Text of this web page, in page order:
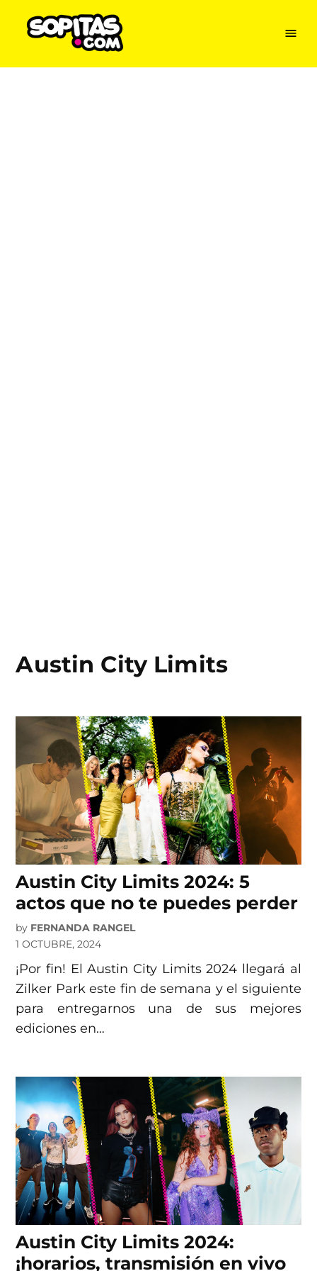
Skip
Menu
Austin City Limits
Austin City Limits 2024: 5
actos que no te puedes perder
by FERNANDA RANGEL
1 OCTUBRE, 2024
¡Por fin! El Austin City Limits 2024 llegará al
Zilker Park este fin de semana y el siguiente
para entregarnos una de sus mejores
ediciones en…
Austin City Limits 2024:
¡horarios, transmisión en vivo